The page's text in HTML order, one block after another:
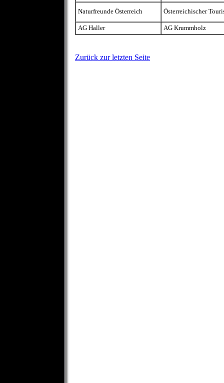
Naturfreunde Österreich Österreichischer
AG Haller AG Krummholz
Zurück zur letzten Seite